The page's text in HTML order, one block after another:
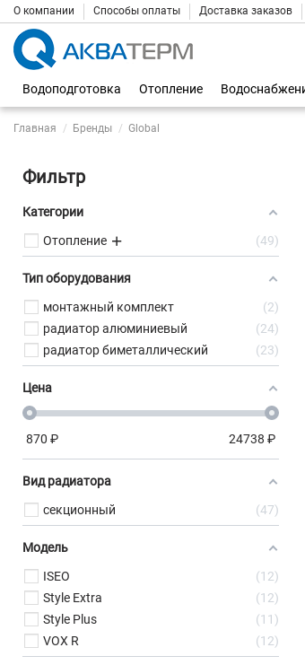
О компании Способы оплаты Доставка заказов
Водоподготовка
Отопление
Главная Бренды Global
Фильтр
Категории
Отопление
49
Тип оборудования
монтажный комплект
2
радиатор алюминиевый
24
радиатор биметаллический
23
Цена
870 ₽ 24738 ₽
Вид радиатора
секционный
47
Модель
ISEO
12
Style Extra
12
Style Plus
11
VOX R
12